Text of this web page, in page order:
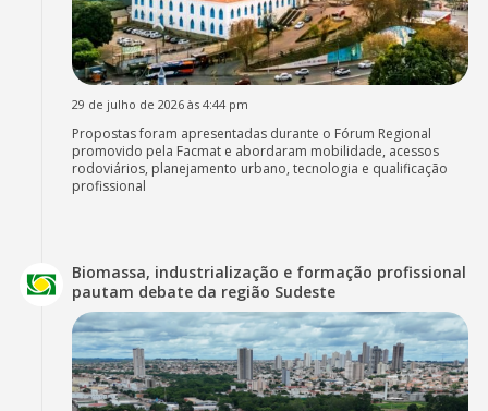
29 de julho de 2026 às 4:44 pm
Propostas foram apresentadas durante o Fórum Regional
promovido pela Facmat e abordaram mobilidade, acessos
rodoviários, planejamento urbano, tecnologia e qualificação
profissional
Biomassa, industrialização e formação profissional
pautam debate da região Sudeste